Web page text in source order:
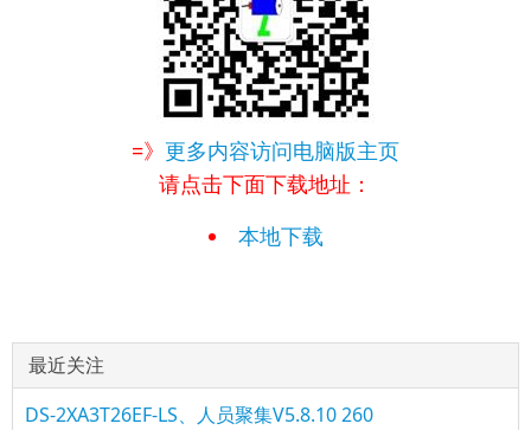
=》 更多内容访问电脑版主页
请点击下面下载地址：
本地下载
最近关注
DS-2XA3T26EF-LS、人员聚集V5.8.10 260